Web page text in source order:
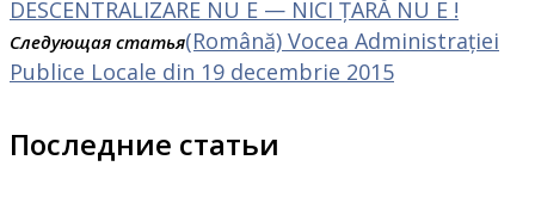
DESCENTRALIZARE NU E — NICI ȚARĂ NU E !
Следующая статья(Română) Vocea Administrației
Publice Locale din 19 decembrie 2015
Последние статьи